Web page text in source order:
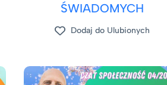
ŚWIADOMYCH
Dodaj do Ulubionych